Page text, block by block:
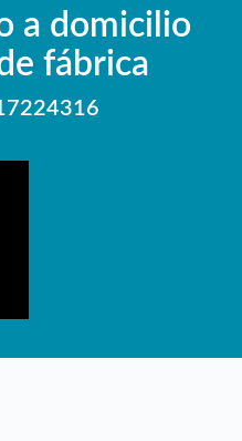
a domicilio
fábrica